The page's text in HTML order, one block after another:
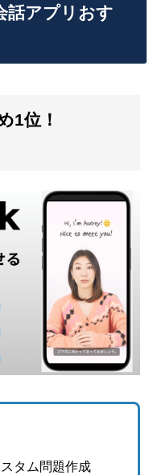
話アプリおす
1位！
タム問題作成